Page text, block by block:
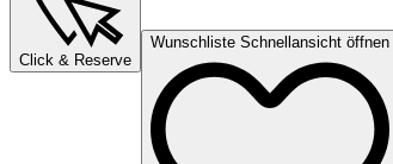
Click & Reserve
Wunschliste Schnellansicht öffnen